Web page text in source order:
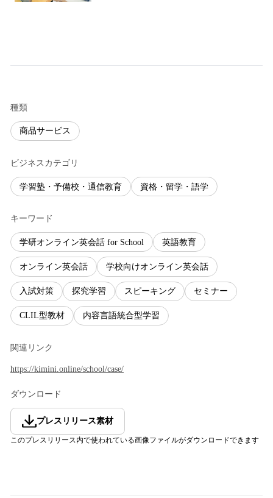
種類
商品サービス
ビジネスカテゴリ
学習塾・予備校・通信教育 資格・留学・語学
キーワード
学研オンライン英会話 for School 英語教育
オンライン英会話 学校向けオンライン英会話
入試対策 探究学習 スピーキング セミナー
CLIL型教材 内容言語統合型学習
関連リンク
https://kimini.online/school/case/
ダウンロード
プレスリリース素材
このプレスリリース内で使われている画像ファイルがダウンロードできます